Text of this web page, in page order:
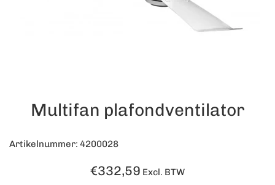
Multifan plafondventilator
Artikelnummer: 4200028
Normale
€332,59 Excl. BTW